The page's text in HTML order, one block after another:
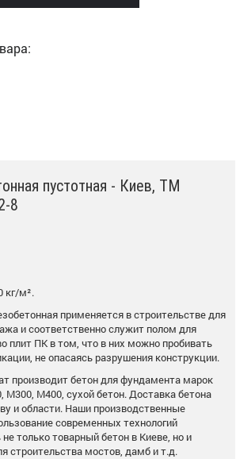
пустотная - Киев, ТМ
8
кг/м².
применяется в строительстве для
и соответственно служит полом для
плит ПК в том, что в них можно пробивать
не опасаясь разрушения конструкции.
производит бетон для фундамента марок
М400, сухой бетон. Доставка бетона
и области. Наши производственные
современных технологий
только товарный бетон в Киеве, но и
строительства мостов, дамб и т.д.